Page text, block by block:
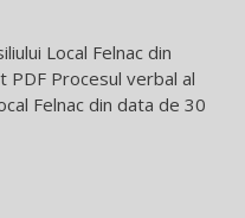
Local Felnac din
Procesul verbal al
Felnac din data de 30